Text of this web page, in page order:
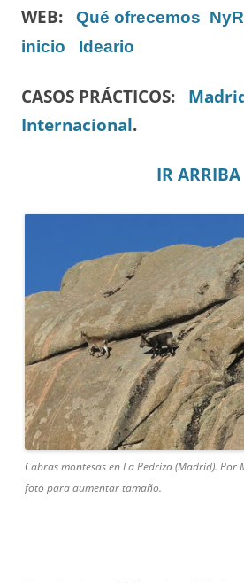
WEB: Qué ofrecemos
inicio
Ideario
CASOS PRÁCTICOS:
Internacional.
IR ARRIBA
Cabras montesas en La Pedriza (Madrid). Por
foto para aumentar tamaño.